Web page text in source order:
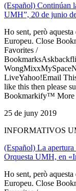
(Español) Continúan
UMH”, 20 de junio
Ho sent, però
Europeu. Close
Favorites /
LiveYahoo!Email
like this then please
Bookmarkify™ More
25 de juny 2019
INFORMATIVOS
(Español) La
Orquesta UMH, en
Ho sent, però
Europeu. Close